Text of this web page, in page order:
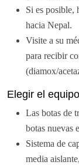
Si es posible,
hacia Nepal.
Visite a su
para recibir
(diamox/
Elegir el
Las botas de
botas nuevas
Sistema de
media